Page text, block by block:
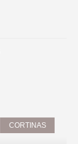
CORTINAS